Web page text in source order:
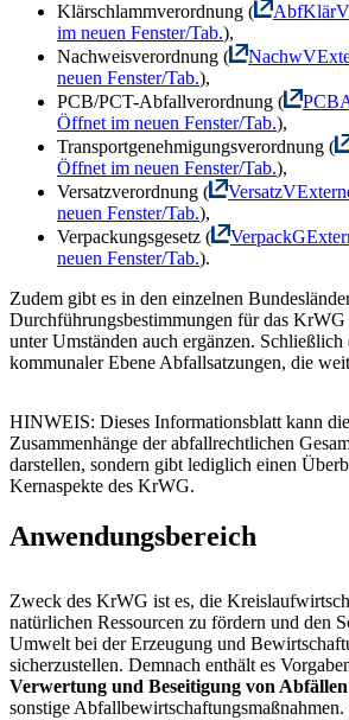
Klärschlammverordnung (
AbfKlärV
im neuen Fenster/Tab.),
Nachweisverordnung (
NachwV
neuen Fenster/Tab.),
PCB/PCT-Abfallverordnung (
Öffnet im neuen Fenster/Tab.),
Transportgenehmigungsverordnung (
Öffnet im neuen Fenster/Tab.),
Versatzverordnung (
VersatzV
neuen Fenster/Tab.),
Verpackungsgesetz (
VerpackG
neuen Fenster/Tab.).
Zudem gibt es in den einzelnen
Durchführungsbestimmungen für das KrWG
unter Umständen auch ergänzen.
kommunaler Ebene Abfallsatzungen, die
HINWEIS: Dieses Informationsblatt kann
Zusammenhänge der abfallrechtlichen
darstellen, sondern gibt lediglich einen
Kernaspekte des KrWG.
Anwendungsbereich
Zweck des KrWG ist es, die
natürlichen Ressourcen zu fördern und den
Umwelt bei der Erzeugung und
sicherzustellen. Demnach enthält es
Verwertung und Beseitigung von Abfällen
sonstige